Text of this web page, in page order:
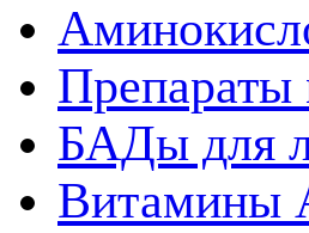
Препараты
БАДы для
Витамины